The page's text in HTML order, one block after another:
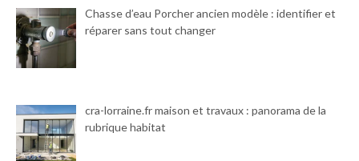
Chasse d’eau Porcher ancien modèle : identifier et
réparer sans tout changer
cra-lorraine.fr maison et travaux : panorama de la
rubrique habitat